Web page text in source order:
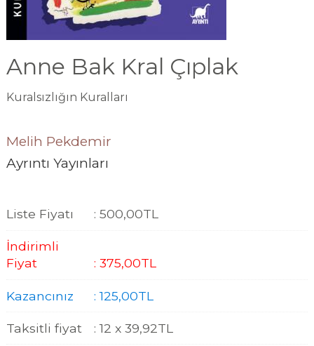
Anne Bak Kral Çıplak
Kuralsızlığın Kuralları
Melih Pekdemir
Ayrıntı Yayınları
Liste Fiyatı : 500,00TL
İndirimli
Fiyat
: 375,00TL
Kazancınız :125,00TL
Taksitli fiyat : 12 x 39,92TL